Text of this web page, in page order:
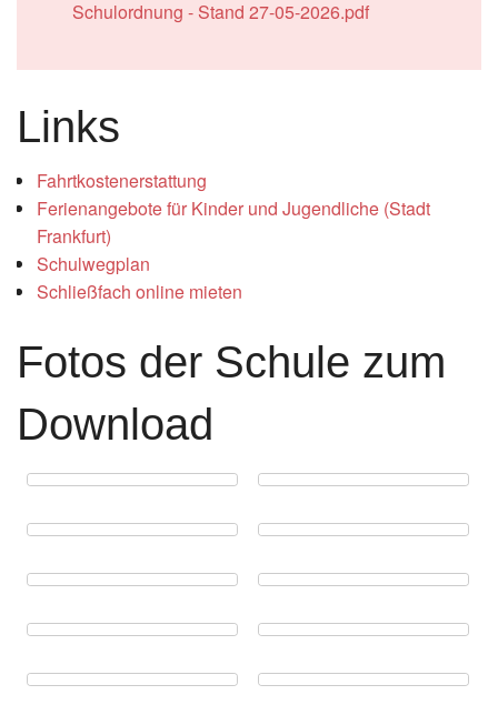
Schulordnung - Stand 27-05-2026.pdf
Links
Fahrtkostenerstattung
Ferienangebote für Kinder und Jugendliche (Stadt
Frankfurt)
Schulwegplan
Schließfach online mieten
Fotos der Schule zum
Download